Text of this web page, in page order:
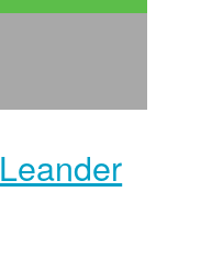
Leander